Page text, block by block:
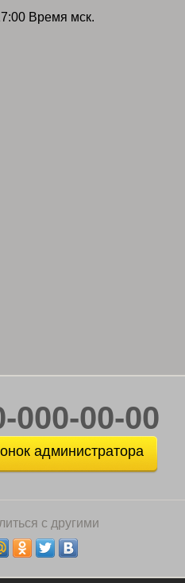
Время мск.
000-00-00
администратора
с другими